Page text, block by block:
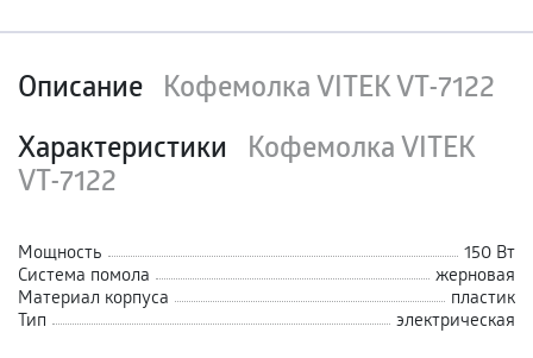
Описание Кофемолка VITEK VT-7122
Характеристики
Кофемолка VITEK
VT-7122
Мощность
150 Вт
Система помола
жерновая
Материал корпуса
пластик
Тип
электрическая